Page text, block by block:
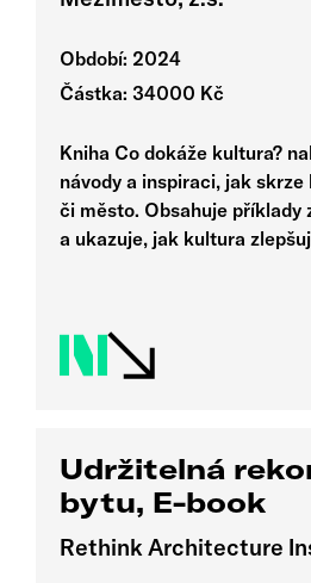
Období: 2024
Částka: 34000 Kč
Kniha Co dokáže kultura?
návody a inspiraci, jak
či město. Obsahuje příklady
a ukazuje, jak kultura
Udržitelná
bytu, E-book
Rethink Architecture